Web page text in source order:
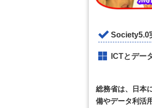
Society5.0
ICTとデー
総務省は、日本
備やデータ利活